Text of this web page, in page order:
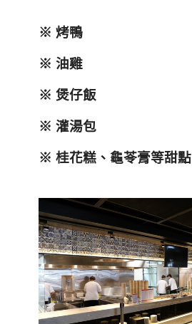
※ 烤鴨
※ 油雞
※ 煲仔飯
※ 灌湯包
※ 桂花糕、龜苓膏等甜點